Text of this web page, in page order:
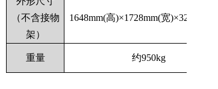
（不含接物
架）
1648mm(高)×1728mm(宽)×3200mm(
重量 约950kg